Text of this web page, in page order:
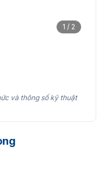
1 / 2
và thông số kỹ thuật